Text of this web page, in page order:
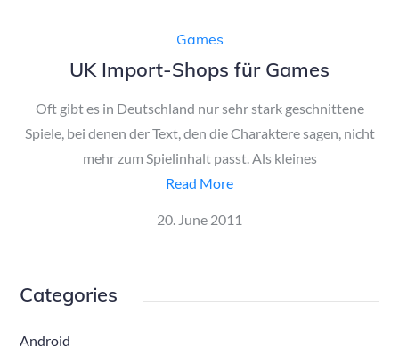
Games
UK Import-Shops für Games
Oft gibt es in Deutschland nur sehr stark geschnittene
Spiele, bei denen der Text, den die Charaktere sagen, nicht
mehr zum Spielinhalt passt. Als kleines
Read More
Posted
20. June 2011
Categories
Android